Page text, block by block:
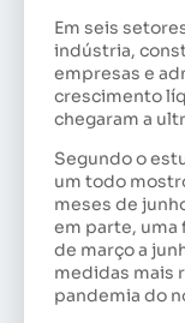
Em seis
indústria,
empresas e
crescimento
chegaram a
Segundo o
um todo
meses de
em parte, uma
de março a
medidas mais
pandemia do